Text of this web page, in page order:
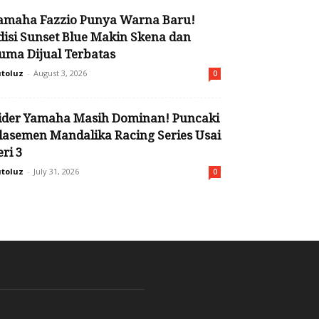
Fazzio Punya Warna Baru!
Sunset Blue Makin Skena dan
Dijual Terbatas
- August 3, 2026 0
Yamaha Masih Dominan! Puncaki
Mandalika Racing Series Usai
3
- July 31, 2026 0